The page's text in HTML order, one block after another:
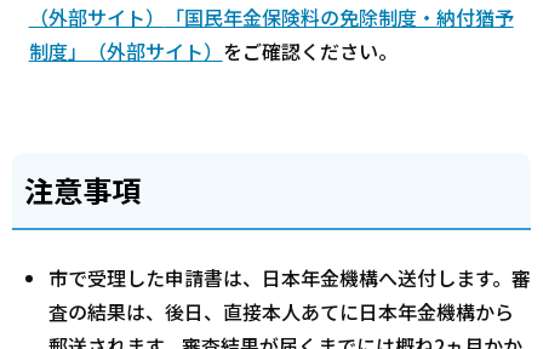
（外部サイト）
「国民年金保険料の免除制度・納付猶予
制度」（外部サイト） をご確認ください。
注意事項
市で受理した申請書は、日本年金機構へ送付します。審
査の結果は、後日、直接本人あてに日本年金機構から